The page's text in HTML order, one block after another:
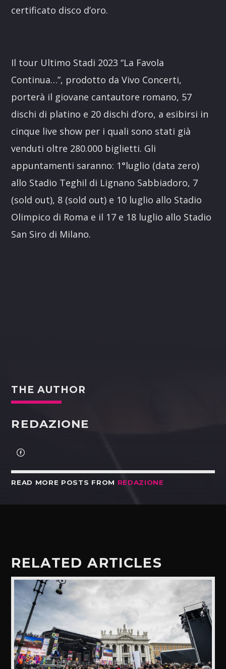
certificato disco d’oro.
Il tour Ultimo Stadi 2023 “La Favola
Continua…”, prodotto da Vivo Concerti,
porterà il giovane cantautore romano, 57
dischi di platino e 20 dischi d’oro, a esibirsi in
cinque live show per i quali sono stati già
venduti oltre 280.000 biglietti. Gli
appuntamenti saranno: 1°luglio (data zero)
allo Stadio Teghil di Lignano Sabbiadoro, 7
(sold out), 8 (sold out) e 10 luglio allo Stadio
Olimpico di Roma e il 17 e 18 luglio allo Stadio
San Siro di Milano.
THE AUTHOR
REDAZIONE
READ MORE POSTS FROM REDAZIONE
RELATED ARTICLES